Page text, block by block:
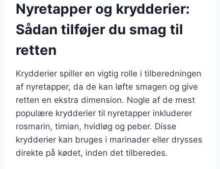
Nyretapper og krydderier:
Sådan tilføjer du smag til
retten
Krydderier spiller en vigtig rolle i tilberedningen
af nyretapper, da de kan løfte smagen og give
retten en ekstra dimension. Nogle af de mest
populære krydderier til nyretapper inkluderer
rosmarin, timian, hvidløg og peber. Disse
krydderier kan bruges i marinader eller drysses
direkte på kødet, inden det tilberedes.